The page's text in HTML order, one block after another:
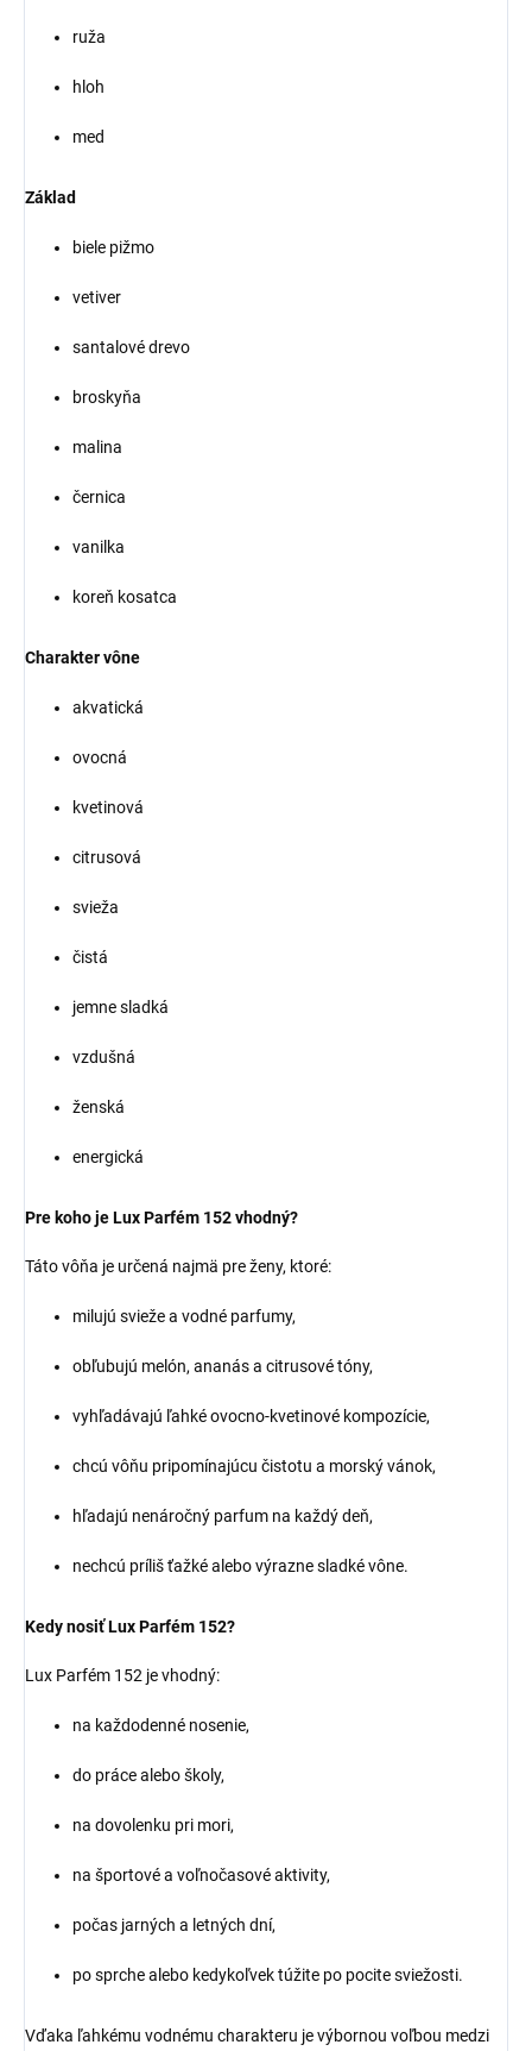
ruža
hloh
med
Základ
biele pižmo
vetiver
santalové drevo
broskyňa
malina
černica
vanilka
koreň kosatca
Charakter vône
akvatická
ovocná
kvetinová
citrusová
svieža
čistá
jemne sladká
vzdušná
ženská
energická
Pre koho je Lux Parfém 152 vhodný?
Táto vôňa je určená najmä pre ženy, ktoré:
milujú svieže a vodné parfumy,
obľubujú melón, ananás a citrusové tóny,
vyhľadávajú ľahké ovocno-kvetinové kompozície,
chcú vôňu pripomínajúcu čistotu a morský vánok,
hľadajú nenáročný parfum na každý deň,
nechcú príliš ťažké alebo výrazne sladké vône.
Kedy nosiť Lux Parfém 152?
Lux Parfém 152 je vhodný:
na každodenné nosenie,
do práce alebo školy,
na dovolenku pri mori,
na športové a voľnočasové aktivity,
počas jarných a letných dní,
po sprche alebo kedykoľvek túžite po pocite sviežosti.
Vďaka ľahkému vodnému charakteru je výbornou voľbou medzi